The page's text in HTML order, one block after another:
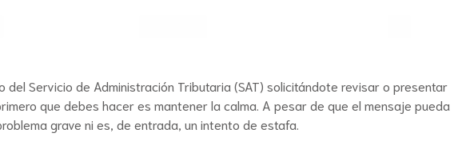
Servicio de Administración Tributaria (SAT) solicitándote revisar o presentar
que debes hacer es mantener la calma. A pesar de que el mensaje pueda
grave ni es, de entrada, un intento de estafa.